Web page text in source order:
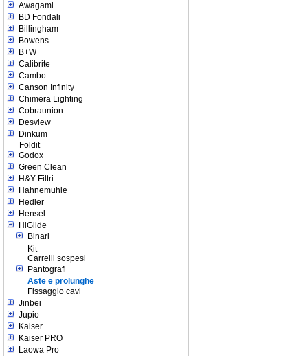
Awagami
BD Fondali
Billingham
Bowens
B+W
Calibrite
Cambo
Canson Infinity
Chimera Lighting
Cobraunion
Desview
Dinkum
Foldit
Godox
Green Clean
H&Y Filtri
Hahnemuhle
Hedler
Hensel
HiGlide
Binari
Kit
Carrelli sospesi
Pantografi
Aste e prolunghe
Fissaggio cavi
Jinbei
Jupio
Kaiser
Kaiser PRO
Laowa Pro